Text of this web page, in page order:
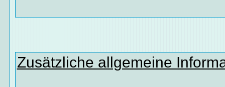
Zusätzliche allgemeine